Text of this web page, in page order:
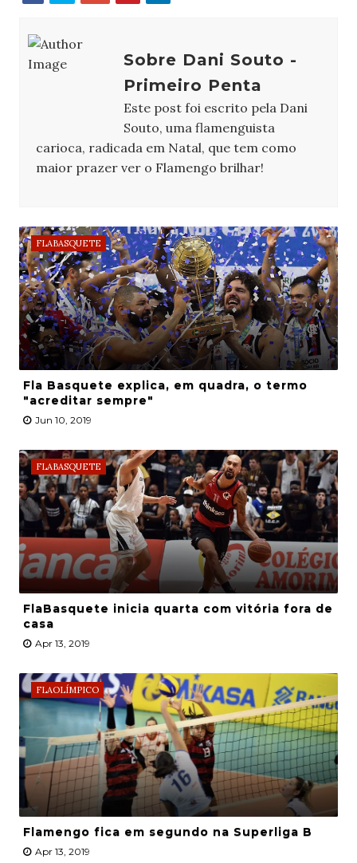
Sobre Dani Souto -
Primeiro Penta
Este post foi escrito pela Dani
Souto, uma flamenguista
carioca, radicada em Natal, que tem como
maior prazer ver o Flamengo brilhar!
FLABASQUETE
Fla Basquete explica, em quadra, o termo
"acreditar sempre"
Jun 10, 2019
FLABASQUETE
FlaBasquete inicia quarta com vitória fora de
casa
Apr 13, 2019
FLAOLÍMPICO
Flamengo fica em segundo na Superliga B
Apr 13, 2019